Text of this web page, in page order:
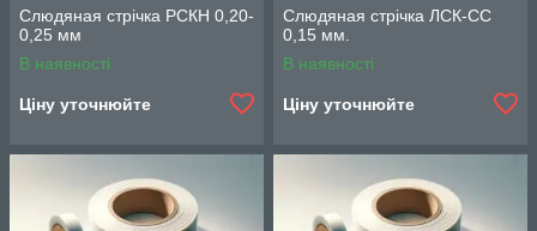
Слюдяная стрічка РСКН 0,20-
0,25 мм
В наявності
Ціну уточнюйте
Слюдяная стрічка ЛСК-СС
0,15 мм.
В наявності
Ціну уточнюйте